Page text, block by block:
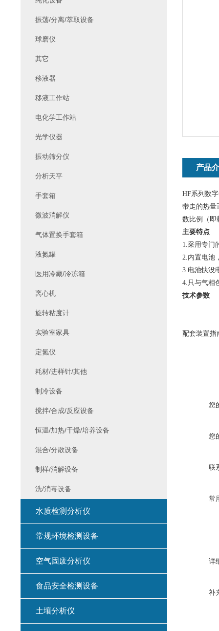
产品
HF系列数
带走的热量
数比例（即
主要特点
1.采用专门
2.内置电池
3.电池快没
4.只与气相
技术参数
配套装置
您
您
联
常
详
补
振荡/分离/萃取设备
球磨仪
其它
移液器
移液工作站
电化学工作站
光学仪器
振动筛分仪
分析天平
手套箱
微波消解仪
气体置换手套箱
液氮罐
医用冷藏/冷冻箱
离心机
旋转粘度计
实验室家具
定氮仪
耗材/进样针/其他
制冷设备
搅拌/合成/反应设备
恒温/加热/干燥/培养设备
混合/分散设备
制样/消解设备
洗/消毒设备
水质检测分析仪
常规环境检测设备
空气固废分析仪
食品安全检测设备
土壤分析仪